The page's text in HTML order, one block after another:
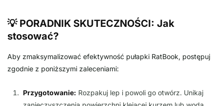
💡 PORADNIK SKUTECZNOŚCI: Jak
stosować?
Aby zmaksymalizować efektywność pułapki RatBook, postępuj
zgodnie z poniższymi zaleceniami:
Przygotowanie: Rozpakuj lep i powoli go otwórz. Unikaj